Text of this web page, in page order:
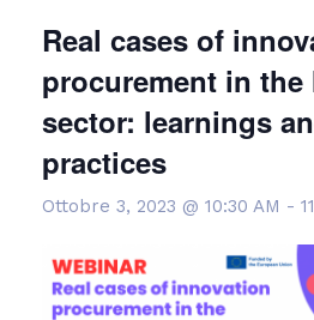
Real cases of
procurement in the
sector: learnings
practices
Ottobre 3, 2023 @ 10:30 AM -